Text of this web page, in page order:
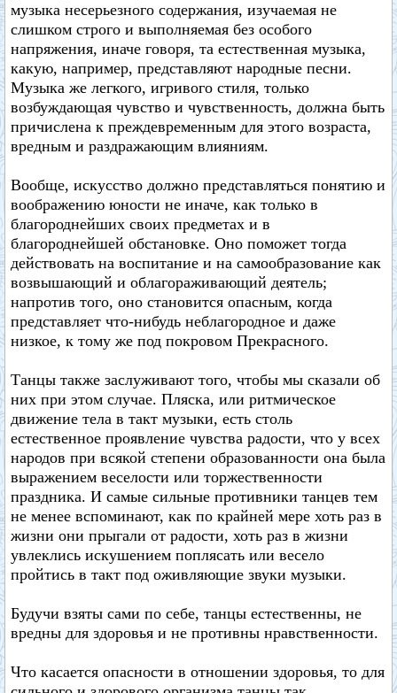
музыка несерьезного содержания, изучаемая не
слишком строго и выполняемая без особого
напряжения, иначе говоря, та естественная музыка,
какую, например, представляют народные песни.
Музыка же легкого, игривого стиля, только
возбуждающая чувство и чувственность, должна быть
причислена к преждевременным для этого возраста,
вредным и раздражающим влияниям.
Вообще, искусство должно представляться понятию и
воображению юности не иначе, как только в
благороднейших своих предметах и в
благороднейшей обстановке. Оно поможет тогда
действовать на воспитание и на самообразование как
возвышающий и облагораживающий деятель;
напротив того, оно становится опасным, когда
представляет что-нибудь неблагородное и даже
низкое, к тому же под покровом Прекрасного.
Танцы также заслуживают того, чтобы мы сказали об
них при этом случае. Пляска, или ритмическое
движение тела в такт музыки, есть столь
естественное проявление чувства радости, что у всех
народов при всякой степени образованности она была
выражением веселости или торжественности
праздника. И самые сильные противники танцев тем
не менее вспоминают, как по крайней мере хоть раз в
жизни они прыгали от радости, хоть раз в жизни
увлеклись искушением поплясать или весело
пройтись в такт под оживляющие звуки музыки.
Будучи взяты сами по себе, танцы естественны, не
вредны для здоровья и не противны нравственности.
Что касается опасности в отношении здоровья, то для